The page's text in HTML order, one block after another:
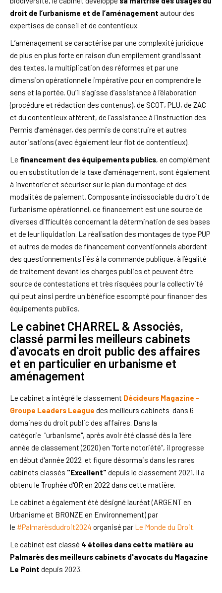
droit de l’urbanisme et de l’aménagement autour des
expertises de conseil et de contentieux.
L’aménagement se caractérise par une complexité juridique
de plus en plus forte en raison d’un empilement grandissant
des textes, la multiplication des réformes et par une
dimension opérationnelle impérative pour en comprendre le
sens et la portée. Qu’il s’agisse d’assistance à l’élaboration
(procédure et rédaction des contenus), de SCOT, PLU, de ZAC
et du contentieux afférent, de l’assistance à l’instruction des
Permis d’aménager, des permis de construire et autres
autorisations (avec également leur flot de contentieux).
Le financement des équipements publics, en complément
ou en substitution de la taxe d’aménagement, sont également
à inventorier et sécuriser sur le plan du montage et des
modalités de paiement. Composante indissociable du droit de
l’urbanisme opérationnel, ce financement est une source de
diverses difficultés concernant la détermination de ses bases
et de leur liquidation. La réalisation des montages de type PUP
et autres de modes de financement conventionnels abordent
des questionnements liés à la commande publique, à l’égalité
de traitement devant les charges publics et peuvent être
source de contestations et très risquées pour la collectivité
qui peut ainsi perdre un bénéfice escompté pour financer des
équipements publics.
Le cabinet CHARREL & Associés,
classé parmi les meilleurs cabinets
d'avocats en droit public des affaires
et en particulier en urbanisme et
aménagement
Le cabinet a intégré le classement Décideurs Magazine -
Groupe Leaders League des meilleurs cabinets dans 6
domaines du droit public des affaires. Dans la
catégorie "urbanisme", après avoir été classé dès la 1ère
année de classement (2020) en "forte notoriété", il progresse
en début d'année 2022 et figure désormais dans les rares
cabinets classés "Excellent" depuis le classement 2021. Il a
obtenu le Trophée d'OR en 2022 dans cette matière.
Le cabinet a également été désigné lauréat (ARGENT en
Urbanisme et BRONZE en Environnement) par
le #Palmarèsdudroit2024 organisé par Le Monde du Droit.
Le cabinet est classé 4 étoiles dans cette matière au
Palmarès des meilleurs cabinets d'avocats du Magazine
Le Point depuis 2023.